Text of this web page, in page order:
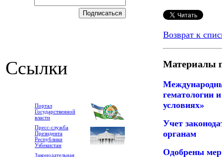
Ссылки
Портал
Государственной
власти
Пресс-служба
Президента
Республики
Узбекистан
Законодательная
Возврат к
Материалы
гематологии
условиях»
Учет
органам
Одобрены